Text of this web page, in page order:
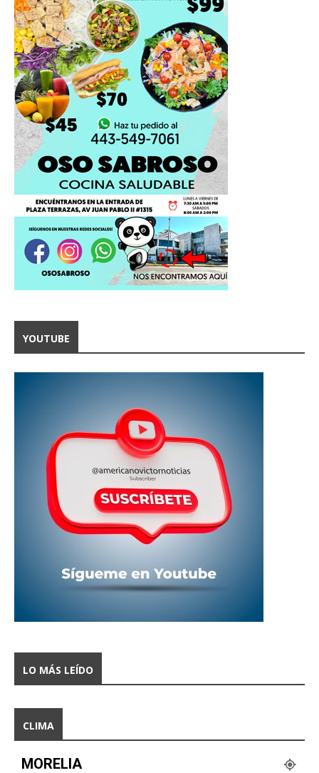
YOUTUBE
LO MÁS LEÍDO
CLIMA
MORELIA